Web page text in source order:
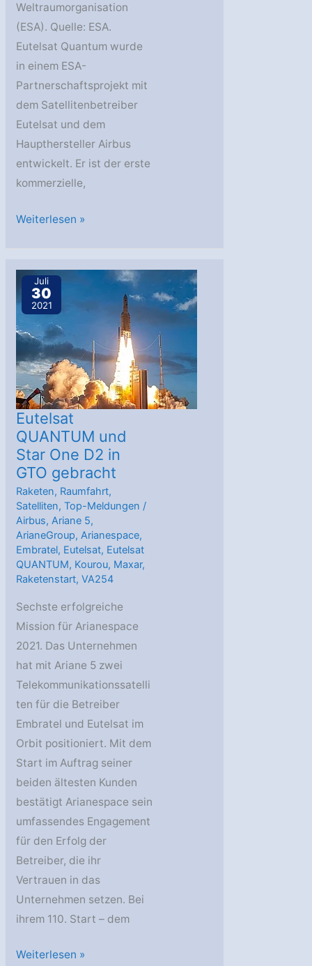
Weltraumorganisation
(ESA). Quelle: ESA.
Eutelsat Quantum wurde
in einem ESA-
Partnerschaftsprojekt mit
dem Satellitenbetreiber
Eutelsat und dem
Haupthersteller Airbus
entwickelt. Er ist der erste
kommerzielle,
Reprogrammierbarer
den
Weltraum
gebracht
Weiterlesen »
Juli
30
2021
Eutelsat
QUANTUM und
Star One D2 in
GTO gebracht
Raketen, Raumfahrt,
Satelliten,Top-Meldungen /
Airbus,Ariane 5,
ArianeGroup,Arianespace,
Embratel, Eutelsat, Eutelsat
QUANTUM, Kourou, Maxar,
Raketenstart,VA254
Sechste erfolgreiche
Mission für Arianespace
2021. Das Unternehmen
hat mit Ariane 5 zwei
Telekommunikationssatelli
ten für die Betreiber
Embratel und Eutelsat im
Orbit positioniert. Mit dem
Start im Auftrag seiner
beiden ältesten Kunden
bestätigt Arianespace sein
umfassendes Engagement
für den Erfolg der
Betreiber, die ihr
Vertrauen in das
Unternehmen setzen. Bei
ihrem 110. Start – dem
Eutelsat
Weiterlesen »